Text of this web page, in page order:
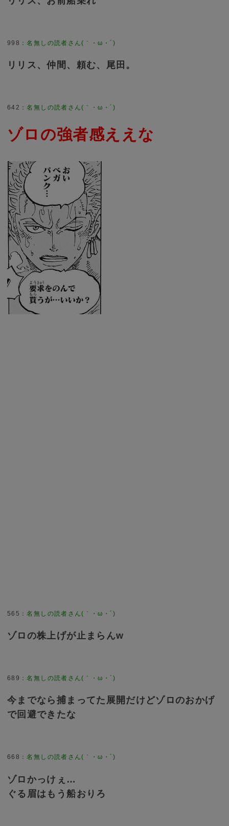
998 ：名無しの読者さん(｀・ω・´)
リリス、仲間、頼む、尾田。
642 ：名無しの読者さん(｀・ω・´)
ゾロの強者感ええな
565 ：名無しの読者さん(｀・ω・´)
ゾロの株上げが止まらんw
689 ：名無しの読者さん(｀・ω・´)
今までなら捕まってた展開だけどゾロのおかげ
で回避できたな
668 ：名無しの読者さん(｀・ω・´)
ゾロかっけぇ…
ぐる眉はもう船おりろ